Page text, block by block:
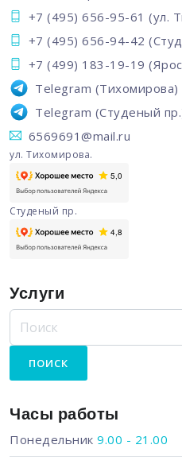
+7 (495) 656-95-61 (ул.
+7 (495) 656-94-42
+7 (499) 183-19-19
Telegram (Тихомирова)
Telegram (Студеный
6569691@mail.ru
ул. Тихомирова.
Студеный пр.
Услуги
Часы работы
Понедельник 9.00 - 21.00